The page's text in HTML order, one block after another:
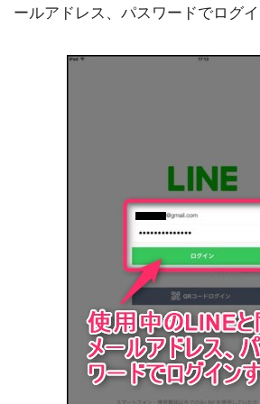
ールアドレス、パスワードでログイ